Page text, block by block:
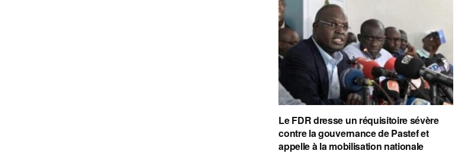
Le FDR dresse un réquisitoire sévère
contre la gouvernance de Pastef et
appelle à la mobilisation nationale